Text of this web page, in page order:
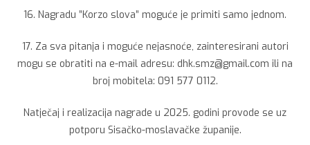
16. Nagradu ”Korzo slova” moguće je primiti samo jednom.
17. Za sva pitanja i moguće nejasnoće, zainteresirani autori
mogu se obratiti na e-mail adresu: dhk.smz@gmail.com ili na
broj mobitela: 091 577 0112.
Natječaj i realizacija nagrade u 2025. godini provode se uz
potporu Sisačko-moslavačke županije.